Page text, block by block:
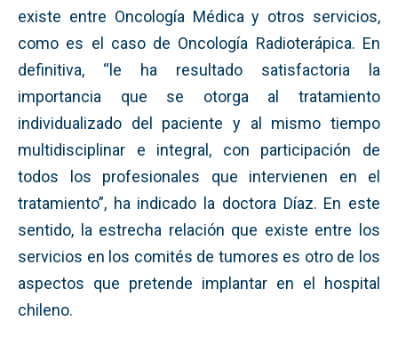
existe entre Oncología Médica y otros servicios,
como es el caso de Oncología Radioterápica. En
definitiva, “le ha resultado satisfactoria la
importancia que se otorga al tratamiento
individualizado del paciente y al mismo tiempo
multidisciplinar e integral, con participación de
todos los profesionales que intervienen en el
tratamiento”, ha indicado la doctora Díaz. En este
sentido, la estrecha relación que existe entre los
servicios en los comités de tumores es otro de los
aspectos que pretende implantar en el hospital
chileno.